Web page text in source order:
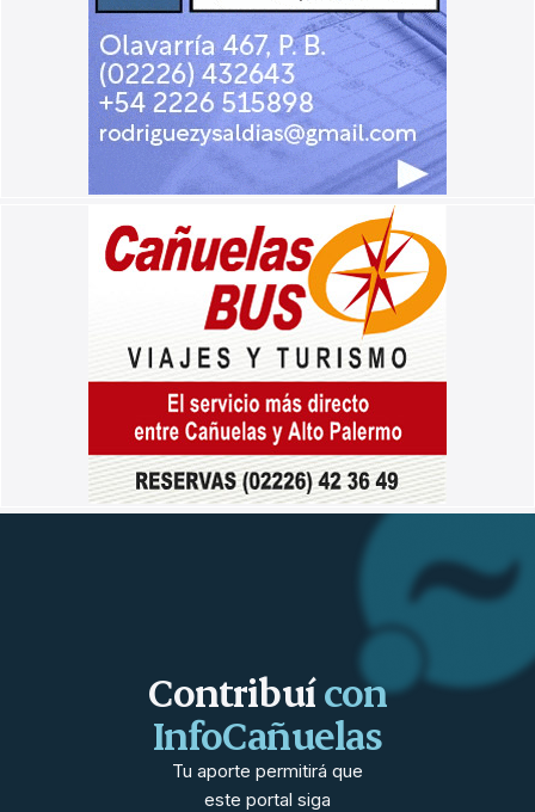
Contribuícon
InfoCañuelas
Tu aporte permitirá que
este portal siga